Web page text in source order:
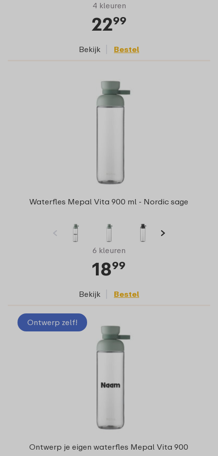
4 kleuren
2299
Bekijk Bestel
Waterfles Mepal Vita 900 ml - Nordic sage
6 kleuren
1899
Bekijk Bestel
Ontwerp zelf!
Ontwerp je eigen waterfles Mepal Vita 900